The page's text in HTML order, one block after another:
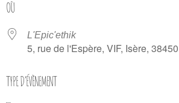
OÙ
L'Epic'ethik
5, rue de l'Espère, VIF, Isère, 38450
TYPE D’ÉVÈNEMENT